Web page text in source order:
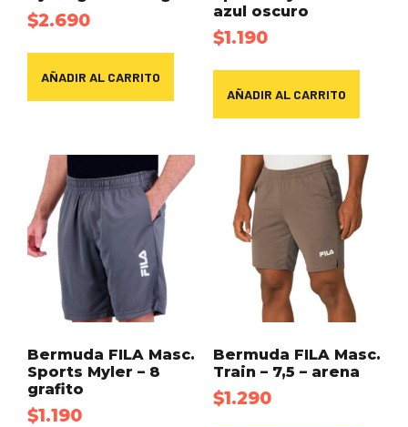
$2.690
AÑADIR AL CARRITO
azul oscuro
$1.190
AÑADIR AL CARRITO
Bermuda FILA Masc.
Sports Myler – 8
grafito
$1.190
Bermuda FILA Masc.
Train – 7,5 – arena
$1.290